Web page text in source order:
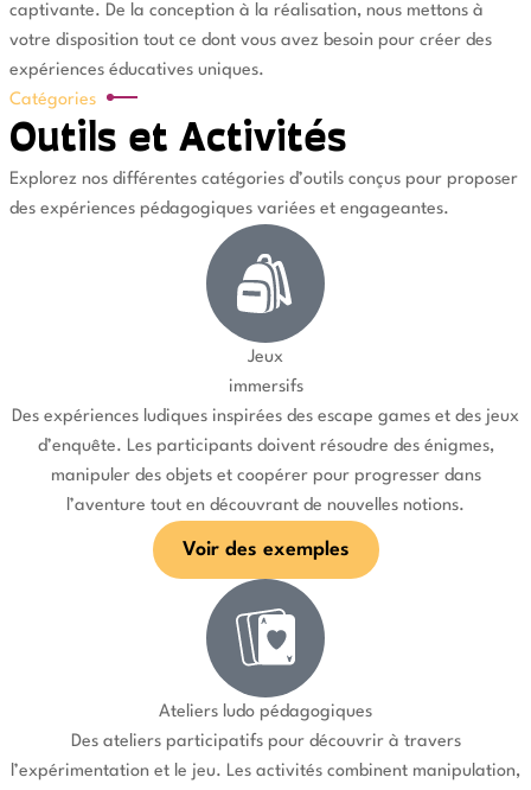
captivante. De la conception à la réalisation, nous mettons à
votre disposition tout ce dont vous avez besoin pour créer des
expériences éducatives uniques.
Catégories
Outils et Activités
Explorez nos différentes catégories d’outils conçus pour proposer
des expériences pédagogiques variées et engageantes.
Jeux
immersifs
Des expériences ludiques inspirées des escape games et des jeux
d’enquête. Les participants doivent résoudre des énigmes,
manipuler des objets et coopérer pour progresser dans
l’aventure tout en découvrant de nouvelles notions.
Voir des exemples
Ateliers ludo pédagogiques
Des ateliers participatifs pour découvrir à travers
l’expérimentation et le jeu. Les activités combinent manipulation,